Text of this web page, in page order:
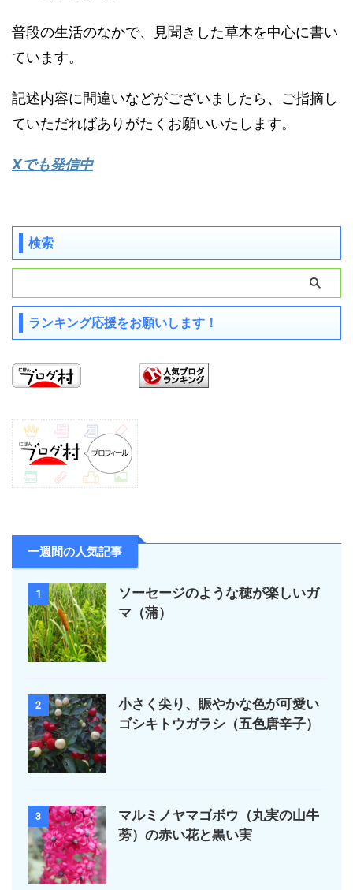
普段の生活のなかで、見聞きした草木を中心に書い
ています。
記述内容に間違いなどがございましたら、ご指摘し
ていただればありがたくお願いいたします。
Xでも発信中
検索
ランキング応援をお願いします！
一週間の人気記事
1
ソーセージのような穂が楽しいガ
マ（蒲）
2
小さく尖り、賑やかな色が可愛い
ゴシキトウガラシ（五色唐辛子）
3
マルミノヤマゴボウ（丸実の山牛
蒡）の赤い花と黒い実